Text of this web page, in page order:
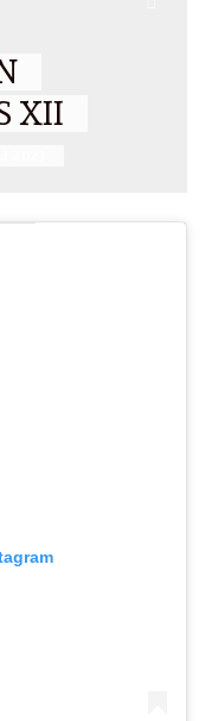
XII